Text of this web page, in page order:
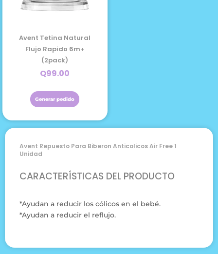
Avent Repuesto Para Biberon Anticolicos Air Free 1
Unidad
CARACTERÍSTICAS DEL PRODUCTO
*Ayudan a reducir los cólicos en el bebé.
*Ayudan a reducir el reflujo.
Avent Tetina Natural
Flujo Rapido 6m+
(2pack)
Q99.00
Generar pedido